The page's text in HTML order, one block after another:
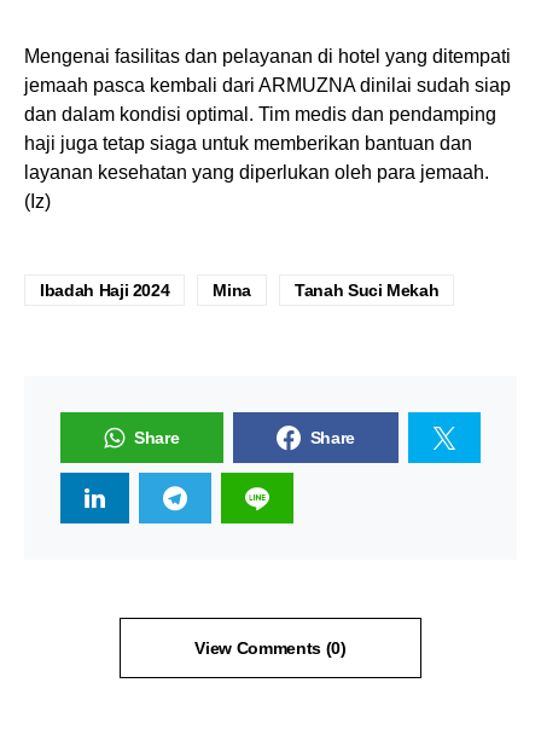
Mengenai fasilitas dan pelayanan di hotel yang ditempati
jemaah pasca kembali dari ARMUZNA dinilai sudah siap
dan dalam kondisi optimal. Tim medis dan pendamping
haji juga tetap siaga untuk memberikan bantuan dan
layanan kesehatan yang diperlukan oleh para jemaah.
(Iz)
Ibadah Haji 2024 Mina Tanah Suci Mekah
Share Share
View Comments (0)